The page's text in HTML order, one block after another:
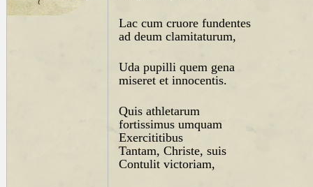
Lac cum cruore fundentes
ad deum clamitaturum,
Uda pupilli quem gena
miseret et innocentis.
Quis athletarum
fortissimus umquam
Exercititibus
Tantam, Christe, suis
Contulit victoriam,